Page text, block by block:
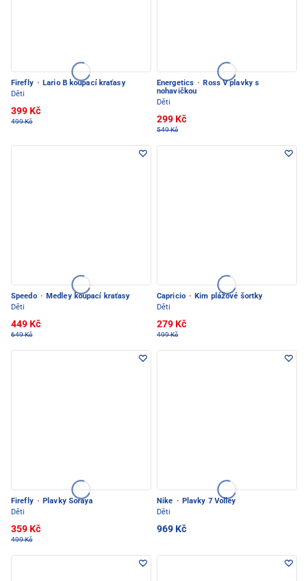
Firefly · Lario B koupací kraťasy
Děti
399 Kč
499 Kč
Energetics · Ross V plavky s
nohavičkou
Děti
299 Kč
549 Kč
Speedo · Medley koupací kraťasy
Děti
449 Kč
649 Kč
Capricio · Kim plážové šortky
Děti
279 Kč
499 Kč
Firefly · Plavky Soraya
Děti
359 Kč
499 Kč
Nike · Plavky 7 Volley
Děti
969 Kč